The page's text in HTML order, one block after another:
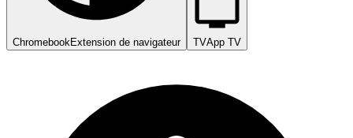
ChromebookExtension de navigateur TVApp TV